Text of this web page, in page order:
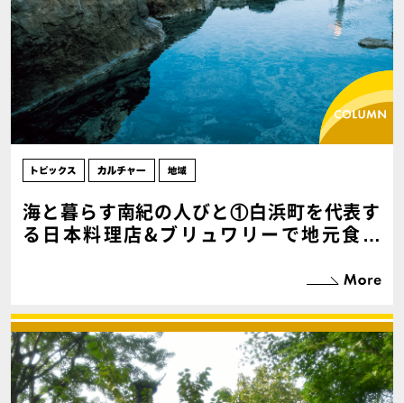
海と暮らす南紀の人びと①白浜町を代表す
る日本料理店&ブリュワリーで地元食材